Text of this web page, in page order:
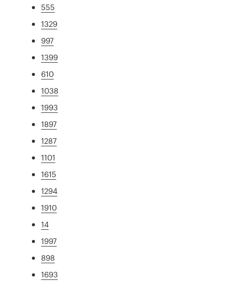
555
1329
997
1399
610
1038
1993
1897
1287
1101
1615
1294
1910
14
1997
898
1693